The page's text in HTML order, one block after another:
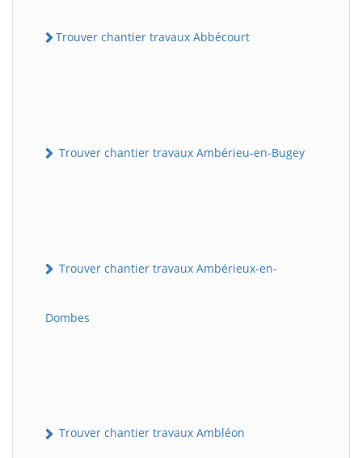
Trouver chantier travaux Abbécourt
Trouver chantier travaux Ambérieu-en-Bugey
Trouver chantier travaux Ambérieux-en-
Dombes
Trouver chantier travaux Ambléon